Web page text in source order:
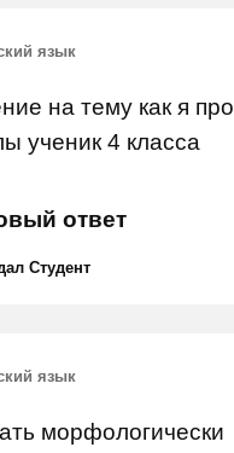
язык
на тему как я
ученик 4 класса
ответ
Студент
язык
морфологически